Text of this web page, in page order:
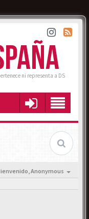
ni representa a DS
Anonymous